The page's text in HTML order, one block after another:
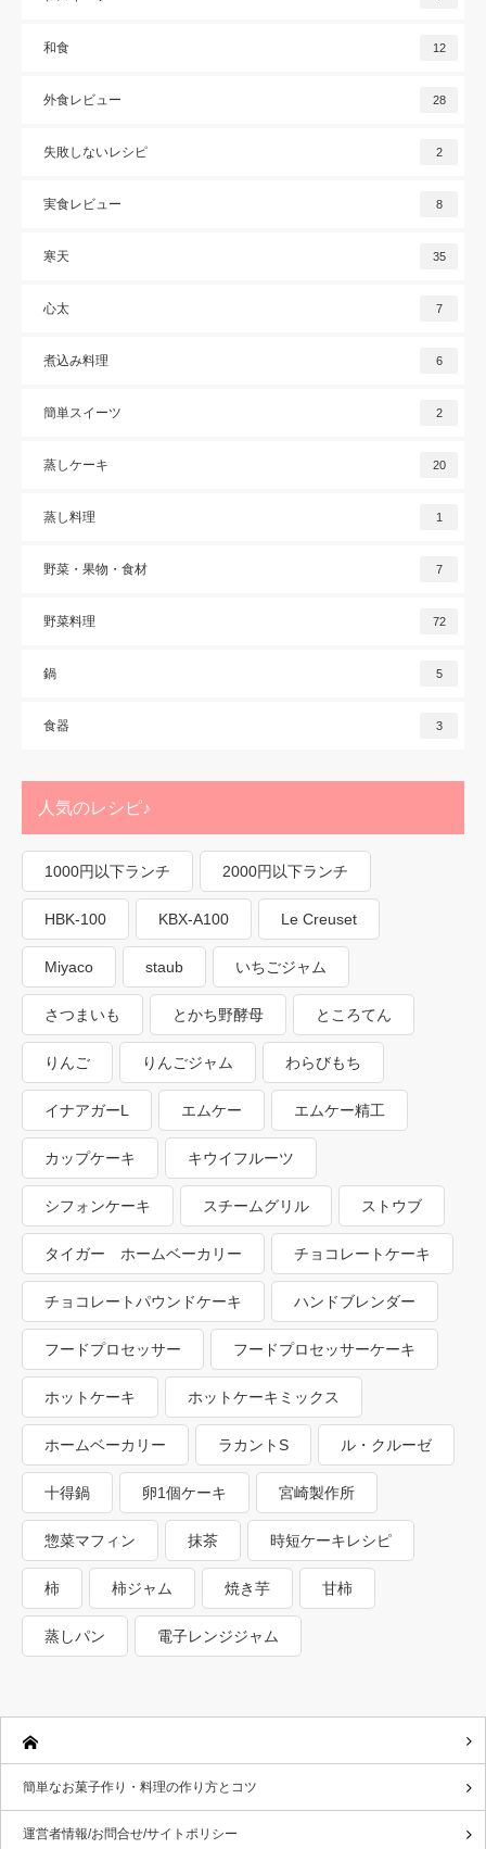
和食 12
外食レビュー 28
失敗しないレシピ 2
実食レビュー 8
寒天 35
心太 7
煮込み料理 6
簡単スイーツ 2
蒸しケーキ 20
蒸し料理 1
野菜・果物・食材 7
野菜料理 72
鍋 5
食器 3
人気のレシピ♪
1000円以下ランチ 2000円以下ランチ
HBK-100 KBX-A100 Le Creuset
Miyaco staub いちごジャム
さつまいも とかち野酵母 ところてん
りんご りんごジャム わらびもち
イナアガーL エムケー エムケー精工
カップケーキ キウイフルーツ
シフォンケーキ スチームグリル ストウブ
タイガー ホームベーカリー チョコレートケーキ
チョコレートパウンドケーキ ハンドブレンダー
フードプロセッサー フードプロセッサーケーキ
ホットケーキ ホットケーキミックス
ホームベーカリー ラカントS ル・クルーゼ
十得鍋 卵1個ケーキ 宮崎製作所
惣菜マフィン 抹茶 時短ケーキレシピ
柿 柿ジャム 焼き芋 甘柿
蒸しパン 電子レンジジャム
簡単なお菓子作り・料理の作り方とコツ
運営者情報/お問合せ/サイトポリシー